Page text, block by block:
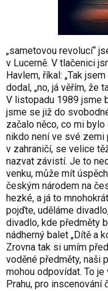
„sametovou revolucí“
v Lucerně. V tlačenici
Havlem, říkal: „Tak
dodal, „no, já věřím, že
V listopadu 1989 jsme
jsme se již do
začalo něco, co mi
nikdo není ve své zemi
v zahraničí, se velice
nazvat závistí. Je to
venku, může mít
českým národem na
hezké, a já to
pojďte, uděláme
divadlo, kde předměty
nádherný balet „Dítě a
Zrovna tak si umím
voděné předměty, naši
mohou odpovídat. To
Prahu, pro